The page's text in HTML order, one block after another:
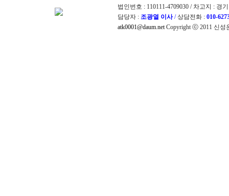
법인번호 : 110111-4709030 / 차고지 : 경
담당자 : 조광열 이사/ 상담전화 : 010-
atk0001@daum.netCopyright ⓒ 2011 신성